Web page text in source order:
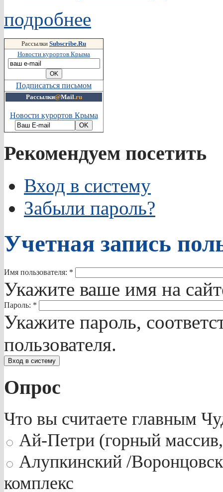
подробнее
Рассылки Subscribe.Ru
Новости курортов Крыма
Подписаться письмом
Рассылки@Mail.ru
Новости курортов Крыма
Рекомендуем посетить
Вход в систему
Забыли пароль?
Учетная запись
Имя пользователя: *
Укажите ваше имя на
Пароль: *
Укажите пароль,
пользователя.
Опрос
Что вы считаете главным
Ай-Петри (горный
Алупкинский /
комплекс